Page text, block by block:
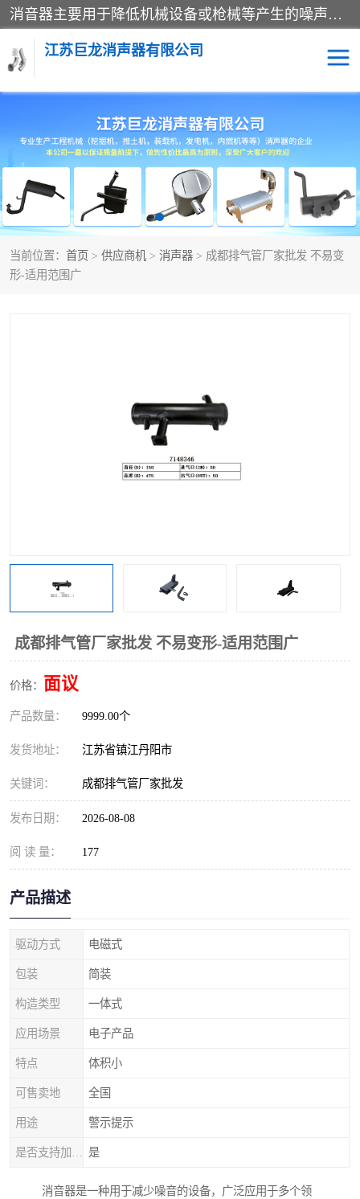
消音器主要用于降低机械设备或枪械等产生的噪声。它通过阻尼或增加排气面积来降低排气速度和功率，从而降低噪声。常见的消音器类型包括阻性消声器、抗性消声器、共振消声器以及阻抗复合式消声器等。这些消音器各有特点，适用于不同频率的噪声消除。
江苏巨龙消声器有限公司
当前位置： 首页 > 供应商机 > 消声器 > 成都排气管厂家批发 不易变
形-适用范围广
成都排气管厂家批发 不易变形-适用范围广
价格： 面议
产品数量： 9999.00个
发货地址： 江苏省镇江丹阳市
关键词： 成都排气管厂家批发
发布日期： 2026-08-08
阅 读 量： 177
产品描述
驱动方式 电磁式
包装 简装
构造类型 一体式
应用场景 电子产品
特点 体积小
可售卖地 全国
用途 警示提示
是
消音器是一种用于减少噪音的设备，广泛应用于多个领
消声器